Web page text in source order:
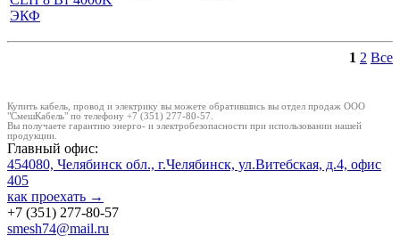
ЭКФ
1 2 Все
Купить кабель, провод и электрику вы можете обратившись вы отдел продаж ООО
"СмешКабель" по телефону +7 (351) 277-80-57.
Вы получаете гарантию энерго- и электробезопасности при использовании нашей
продукции.
Главный офис:
454080, Челябинск обл., г.Челябинск, ул.Витебская, д.4, офис
405
как проехать →
+7 (351) 277-80-57
smesh74@mail.ru